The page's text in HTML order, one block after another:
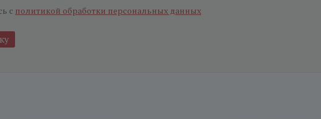
с политикой обработки персональных данных